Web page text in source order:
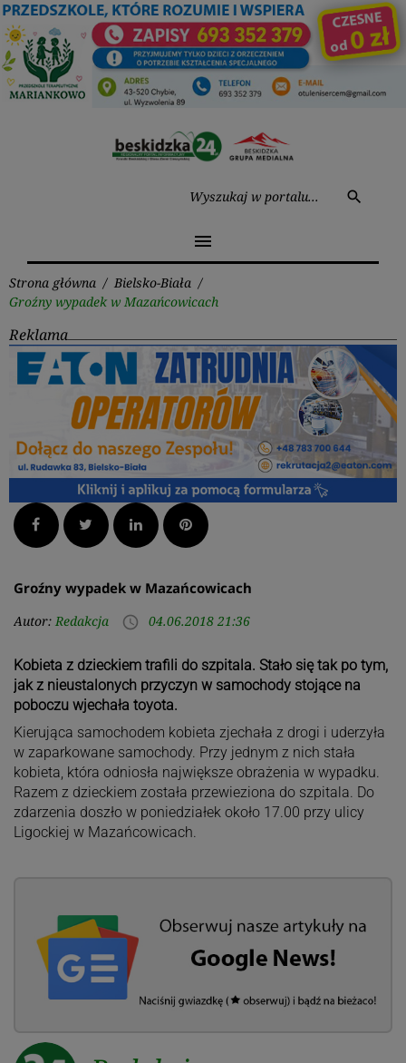
Przejdź
do
treści
search
menu
Strona główna / Bielsko-Biała /
Groźny wypadek w Mazańcowicach
Reklama
Facebook Twitter LinkedInPinterest
Groźny wypadek w Mazańcowicach
Autor: Redakcja access_time 04.06.2018 21:36
Kobieta z dzieckiem trafili do szpitala. Stało się tak po tym,
jak z nieustalonych przyczyn w samochody stojące na
poboczu wjechała toyota.
Kierująca samochodem kobieta zjechała z drogi i uderzyła
w zaparkowane samochody. Przy jednym z nich stała
kobieta, która odniosła największe obrażenia w wypadku.
Razem z dzieckiem została przewieziona do szpitala. Do
zdarzenia doszło w poniedziałek około 17.00 przy ulicy
Ligockiej w Mazańcowicach.